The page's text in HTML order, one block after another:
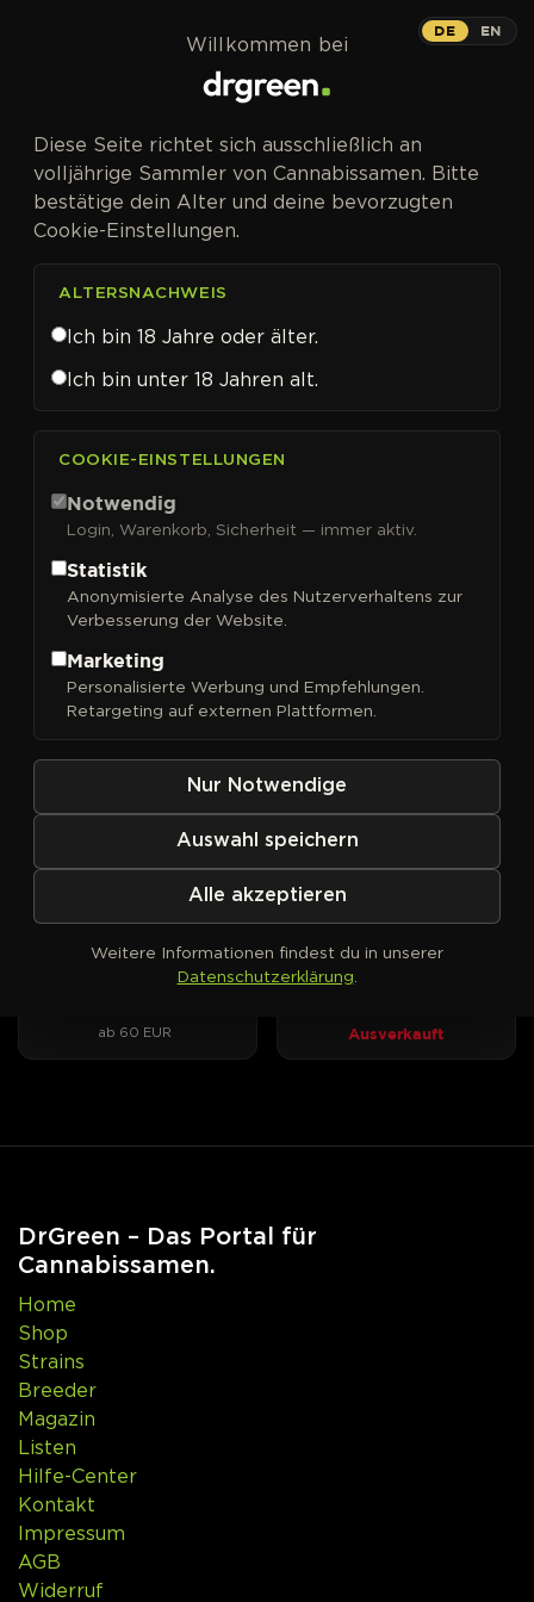
DNA Genetics
Sortieren nach
DNA Genetics
24K Gold
Mandarinenduft, drei
Phänotypen zur Wahl.
DNA Genetics
3Peat
Gewinner, ein DNA-Original.
Ausverkauft
Bakers Delight
Cookies trifft Sorbet – süßes
Aroma mit klarem Fokus.
ab 60 EUR
Bakers Delight Auto
Sorbet-Aroma und Cookie-
Optik im Autoflower-Format
Ausverkauft
DrGreen – Das Portal für
Cannabissamen.
Home
Shop
Strains
Breeder
Magazin
Listen
Hilfe-Center
Kontakt
Impressum
AGB
Widerruf
DE EN
Willkommen bei
Diese Seite richtet sich ausschließlich an
volljährige Sammler von Cannabissamen. Bitte
bestätige dein Alter und deine bevorzugten
Cookie-Einstellungen.
ALTERSNACHWEIS
Ich bin 18 Jahre oder älter.
Ich bin unter 18 Jahren alt.
COOKIE-EINSTELLUNGEN
Notwendig
Login, Warenkorb, Sicherheit — immer aktiv.
Statistik
Anonymisierte Analyse des Nutzerverhaltens zur
Verbesserung der Website.
Marketing
Personalisierte Werbung und Empfehlungen.
Retargeting auf externen Plattformen.
Nur Notwendige
Auswahl speichern
Alle akzeptieren
Weitere Informationen findest du in unserer
Datenschutzerklärung